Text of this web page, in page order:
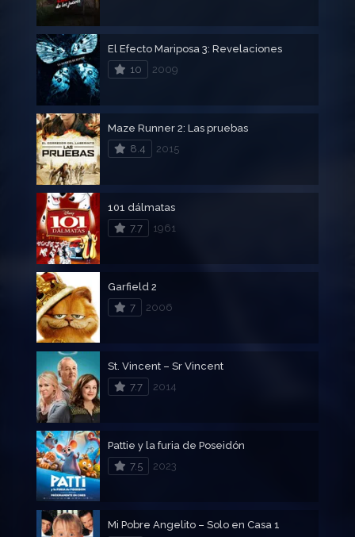
El Efecto Mariposa 3: Revelaciones
10
2009
Maze Runner 2: Las pruebas
8.4
2015
101 dálmatas
7.7
1961
Garfield 2
7
2006
St. Vincent – Sr Vincent
7.7
2014
Pattie y la furia de Poseidón
7.5
2023
Mi Pobre Angelito – Solo en Casa 1